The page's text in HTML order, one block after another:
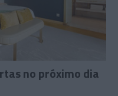
no próximo dia